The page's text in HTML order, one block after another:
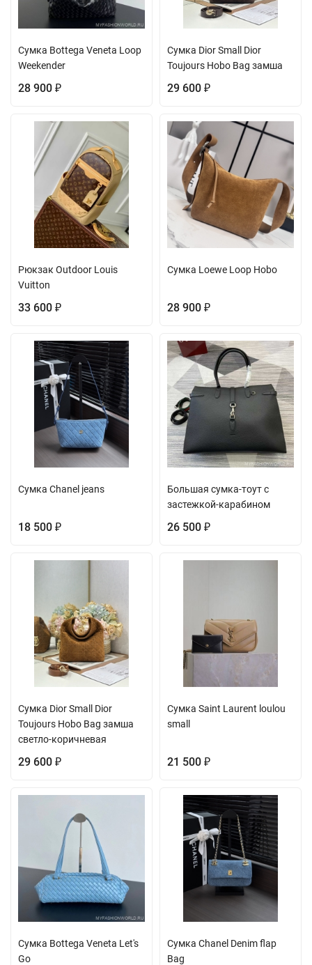
Сумка Bottega Veneta Loop
Weekender
28 900 ₽
Сумка Dior Small Dior
Toujours Hobo Bag замша
29 600 ₽
Рюкзак Outdoor Louis
Vuitton
33 600 ₽
Сумка Loewe Loop Hobo
28 900 ₽
Сумка Chanel jeans
18 500 ₽
Большая сумка-тоут с
застежкой-карабином
26 500 ₽
Сумка Dior Small Dior
Toujours Hobo Bag замша
светло-коричневая
29 600 ₽
Сумка Saint Laurent loulou
small
21 500 ₽
Сумка Bottega Veneta Let's
Go
Сумка Chanel Denim flap
Bag